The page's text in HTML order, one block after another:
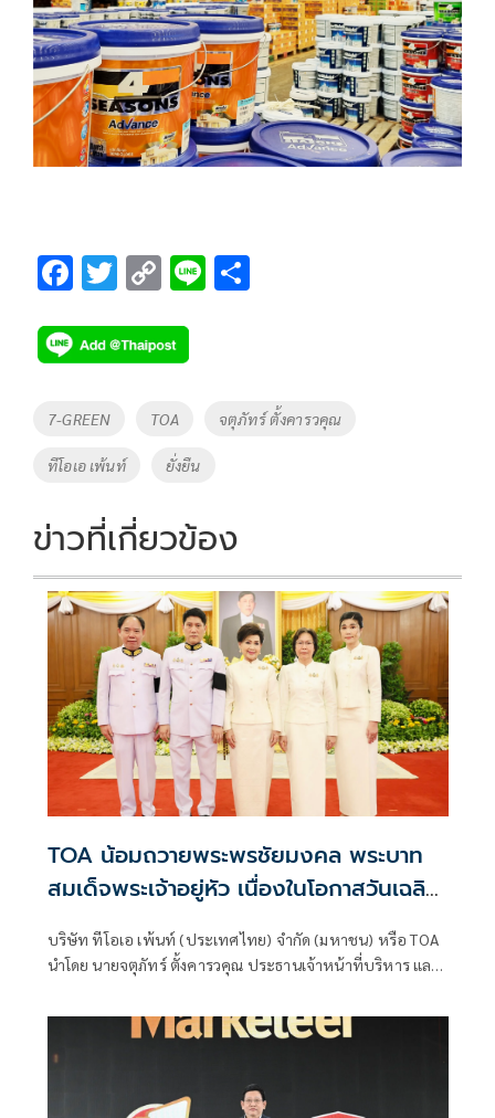
F
e
b
o
k
T
tt
er
C
p
y
Li
n
k
Li
Tags
7-GREEN TOA จตุภัทร์ ตั้งคารวคุณ
ทีโอเอ เพ้นท์ ยั่งยืน
ข่าวที่เกี่ยวข้อง
TOA น้อมถวายพระพรชัยมงคล พระบาท
สมเด็จพระเจ้าอยู่หัว เนื่องในโอกาสวันเฉลิม
บริษัท ทีโอเอ เพ้นท์ (ประเทศไทย) จำกัด (มหาชน) หรือ TOA
นำโดย นายจตุภัทร์ ตั้งคารวคุณ ประธานเจ้าหน้าที่บริหาร และ
เจริญพระพุทธมนต์ และทำบุญตักบาตรพระสงฆ์ จำนวน 175
รูป เพื่อถวายพระราชกุศล เนื่องในโอกาสวันเฉลิม
พระชนมพรรษา 74 พรรษา พระบาทสมเด็จพระปรเมนทร
มหาวชิราลงกรณ พระวชิรเกล้าเจ้าอยู่หัว 28 กรกฎาคม 2569